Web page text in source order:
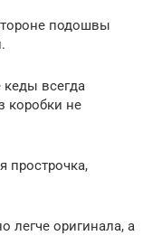
подошвы
всегда
коробки не
прострочка,
легче оригинала, а